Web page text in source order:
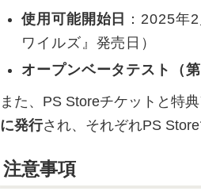
使用可能開始日
：2025年
ワイルズ』発売日）
オープンベータテスト（
また、PS Storeチケットと特
に発行され、それぞれPS
注意事項